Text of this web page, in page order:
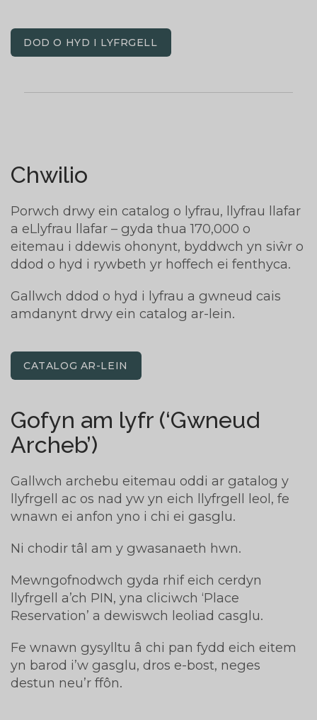
DOD O HYD I LYFRGELL
Chwilio
Porwch drwy ein catalog o lyfrau, llyfrau llafar
a eLlyfrau llafar – gyda thua 170,000 o
eitemau i ddewis ohonynt, byddwch yn siŵr o
ddod o hyd i rywbeth yr hoffech ei fenthyca.
Gallwch ddod o hyd i lyfrau a gwneud cais
amdanynt drwy ein catalog ar-lein.
CATALOG AR-LEIN
Gofyn am lyfr (‘Gwneud
Archeb’)
Gallwch archebu eitemau oddi ar gatalog y
llyfrgell ac os nad yw yn eich llyfrgell leol, fe
wnawn ei anfon yno i chi ei gasglu.
Ni chodir tâl am y gwasanaeth hwn.
Mewngofnodwch gyda rhif eich cerdyn
llyfrgell a’ch PIN, yna cliciwch ‘Place
Reservation’ a dewiswch leoliad casglu.
Fe wnawn gysylltu â chi pan fydd eich eitem
yn barod i’w gasglu, dros e-bost, neges
destun neu’r ffôn.